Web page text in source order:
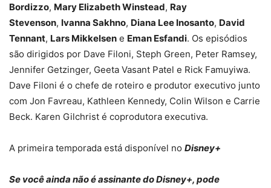
Bordizzo, Mary Elizabeth Winstead, Ray
Stevenson, Ivanna Sakhno, Diana Lee Inosanto, David
Tennant, Lars Mikkelsen e Eman Esfandi. Os episódios
são dirigidos por Dave Filoni, Steph Green, Peter Ramsey,
Jennifer Getzinger, Geeta Vasant Patel e Rick Famuyiwa.
Dave Filoni é o chefe de roteiro e produtor executivo junto
com Jon Favreau, Kathleen Kennedy, Colin Wilson e Carrie
Beck. Karen Gilchrist é coprodutora executiva.
A primeira temporada está disponível no Disney+
Se você ainda não é assinante do Disney+, pode